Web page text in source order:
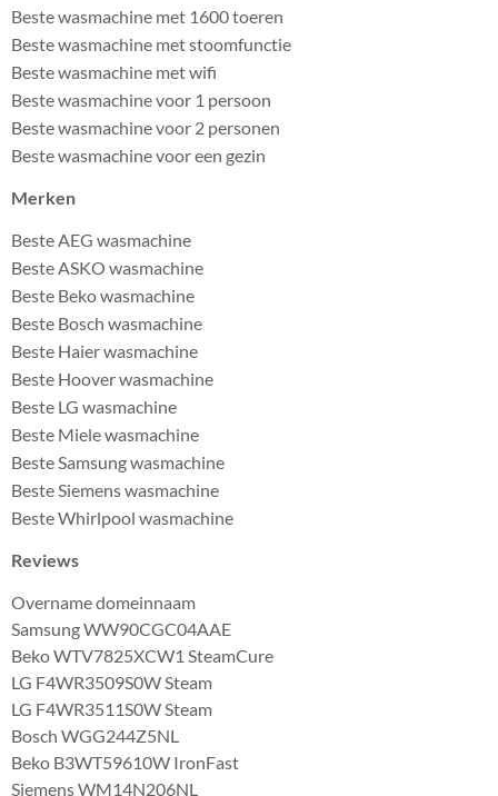
Beste wasmachine met 1600 toeren
Beste wasmachine met stoomfunctie
Beste wasmachine met wifi
Beste wasmachine voor 1 persoon
Beste wasmachine voor 2 personen
Beste wasmachine voor een gezin
Merken
Beste AEG wasmachine
Beste ASKO wasmachine
Beste Beko wasmachine
Beste Bosch wasmachine
Beste Haier wasmachine
Beste Hoover wasmachine
Beste LG wasmachine
Beste Miele wasmachine
Beste Samsung wasmachine
Beste Siemens wasmachine
Beste Whirlpool wasmachine
Reviews
Overname domeinnaam
Samsung WW90CGC04AAE
Beko WTV7825XCW1 SteamCure
LG F4WR3509S0W Steam
LG F4WR3511S0W Steam
Bosch WGG244Z5NL
Beko B3WT59610W IronFast
Siemens WM14N206NL